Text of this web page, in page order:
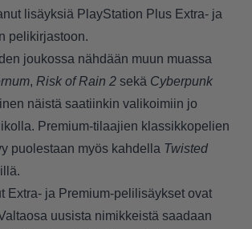
lisäyksiä PlayStation Plus Extra- ja
pelikirjastoon.
joukossa nähdään muun muassa
, Risk of Rain 2 sekä Cyberpunk
näistä saatiinkin valikoimiin jo
Premium-tilaajien klassikkopelien
puolestaan myös kahdella Twisted
Extra- ja Premium-pelilisäykset ovat
uusista nimikkeistä saadaan